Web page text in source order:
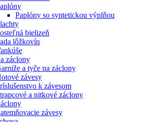
Paplóny so syntetickou výplňou
bielizeň
lôžkovín
záclony
a tyče na záclony
závesy
k závesom
a nitkové záclony
závesy